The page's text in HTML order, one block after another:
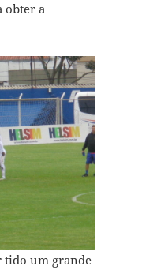
obter a
tido um grande